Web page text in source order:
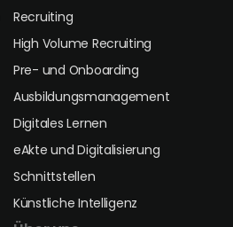
Recruiting
High Volume Recruiting
Pre- und Onboarding
Ausbildungsmanagement
Digitales Lernen
eAkte und Digitalisierung
Schnittstellen
Künstliche Intelligenz